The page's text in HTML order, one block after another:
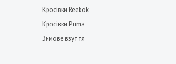
Кросівки Reebok
Кросівки Puma
Зимове взуття